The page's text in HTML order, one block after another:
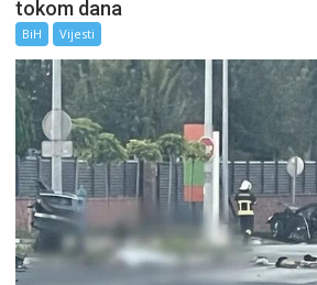
tokom dana
BiH Vijesti